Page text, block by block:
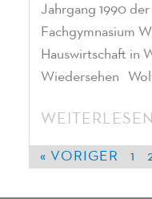
Jahrgang 1990
Fachgymnasium
Hauswirtschaft in
Wiedersehen
WEITERLESEN
« VORIGER 1